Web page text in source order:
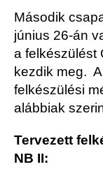
Második
június 26-án
a felkészülést
kezdik meg.
felkészülési
alábbiak
Tervezett
NB II: